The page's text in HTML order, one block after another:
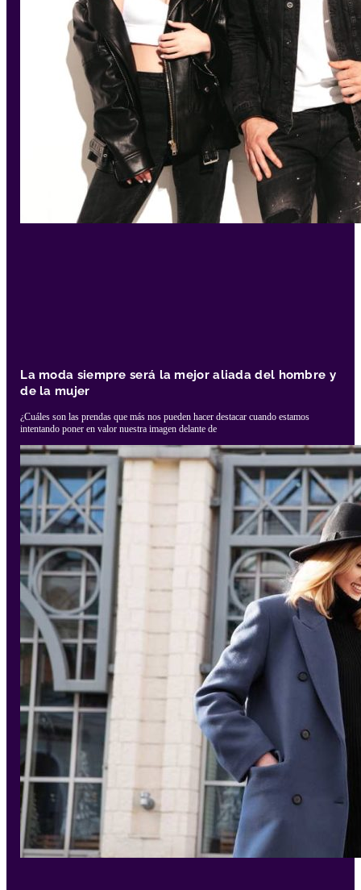
La moda siempre será la mejor aliada del hombre y
de la mujer
¿Cuáles son las prendas que más nos pueden hacer destacar cuando estamos
intentando poner en valor nuestra imagen delante de